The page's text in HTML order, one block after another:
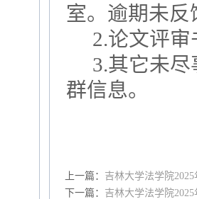
室。逾期未
2.论文评
3.其它未
群信息。
上一篇： 吉林大学法学院
下一篇： 吉林大学法学院